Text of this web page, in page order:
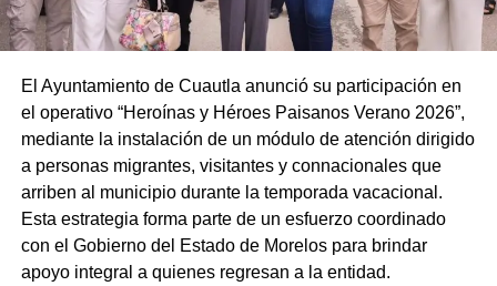
El Ayuntamiento de Cuautla anunció su participación en
el operativo “Heroínas y Héroes Paisanos Verano 2026”,
mediante la instalación de un módulo de atención dirigido
a personas migrantes, visitantes y connacionales que
arriben al municipio durante la temporada vacacional.
Esta estrategia forma parte de un esfuerzo coordinado
con el Gobierno del Estado de Morelos para brindar
apoyo integral a quienes regresan a la entidad.